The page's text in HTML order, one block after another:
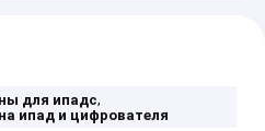
для ипадс,
ипад и цифрователя